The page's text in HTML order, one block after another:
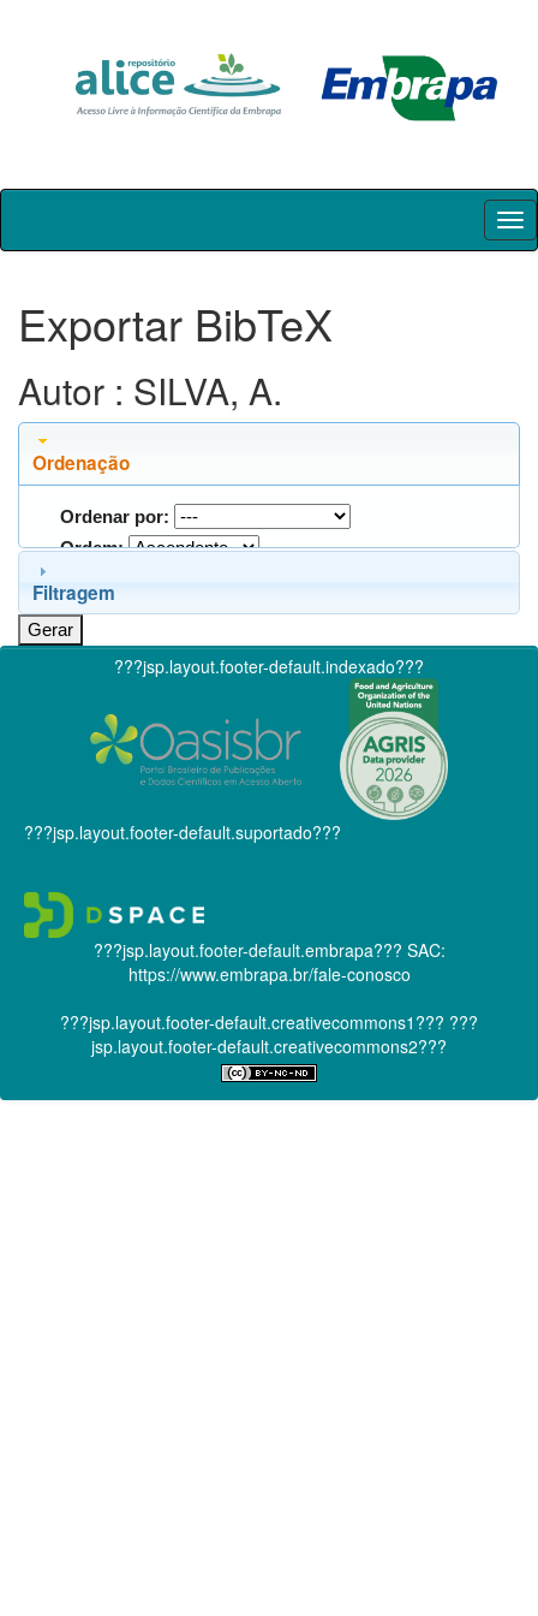
Skip
Exportar BibTeX
Autor : SILVA, A.
Ordenação
Ordenar por:
Ordem:
Filtragem
???jsp.layout.footer-default.indexado???
???jsp.layout.footer-default.suportado???
???jsp.layout.footer-default.embrapa??? SAC:
https://www.embrapa.br/fale-conosco
???jsp.layout.footer-default.creativecommons1??? ???
jsp.layout.footer-default.creativecommons2???